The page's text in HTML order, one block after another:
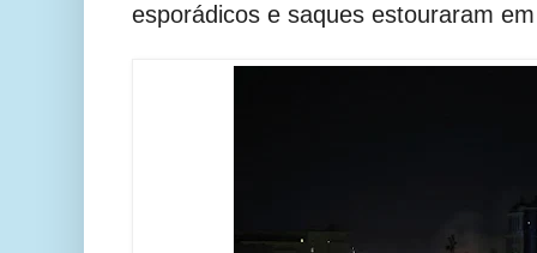
esporádicos e saques estouraram